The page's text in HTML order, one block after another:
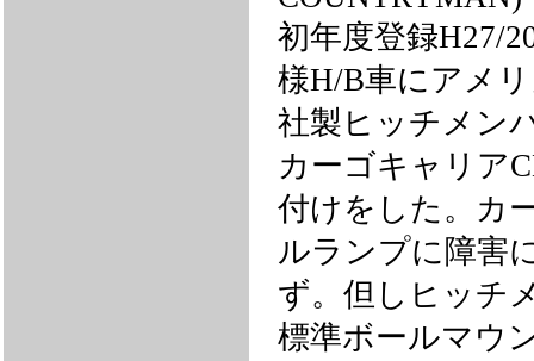
初年度登録H27/
様H/B車にアメ
社製ヒッチメン
カーゴキャリア
付けをした。カ
ルランプに障害
ず。但しヒッチ
標準ボールマウ